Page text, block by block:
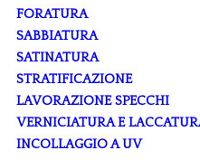
FORATURA
SABBIATURA
SATINATURA
STRATIFICAZIONE
LAVORAZIONE SPECCHI
VERNICIATURA E
INCOLLAGGIO A UV